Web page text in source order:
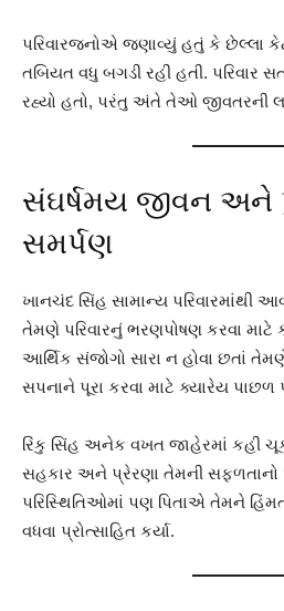
પરિવારજનોએ જણાવ્યું હતું કે છેલ્લા
તબિયત વધુ બગડી રહી હતી. પરિવાર
રહ્યો હતો, પરંતુ અંતે તેઓ જીવતરની
સંઘર્ષમય જીવન અને
સમર્પણ
ખાનચંદ સિંહ સામાન્ય પરિવારમાંથી
તેમણે પરિવારનું ભરણપોષણ કરવા માટે
આર્થિક સંજોગો સારા ન હોવા છતાં
સપનાને પૂરા કરવા માટે ક્યારેય પાછળ
રિંકુ સિંહ અનેક વખત જાહેરમાં કહી
સહકાર અને પ્રેરણા તેમની સફળતાનો
પરિસ્થિતિઓમાં પણ પિતાએ તેમને
વધવા પ્રોત્સાહિત કર્યા.